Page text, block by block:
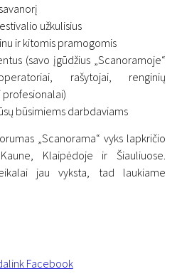
pradeda
užkulisius
ir kitomis pramogomis
(savo įgūdžius „Scanoramoje“
rašytojai, renginių
profesionalai)
būsimiems darbdaviams
„Scanorama“ vyks lapkričio
Klaipėdoje ir Šiauliuose.
jau vyksta, tad laukiame
Facebook